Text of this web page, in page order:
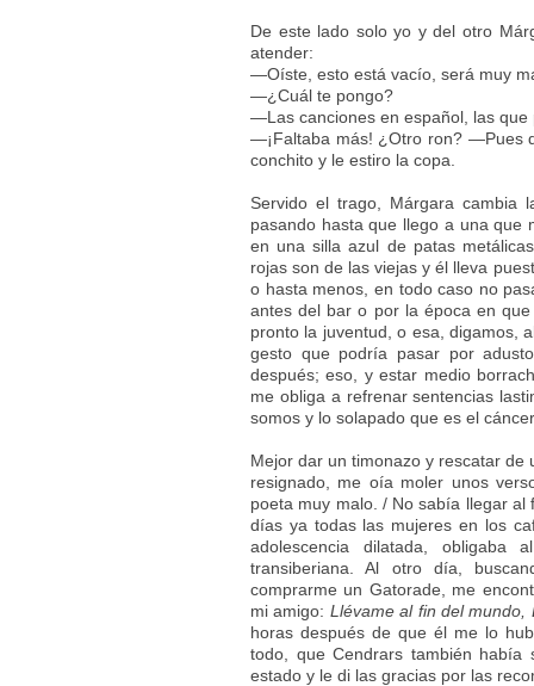
De este lado solo yo y del otro
atender:
—Oíste, esto está vacío, será muy
—¿Cuál te pongo?
—Las canciones en español, las que
—¡Faltaba más! ¿Otro ron? —Pues
conchito y le estiro la copa.
Servido el trago, Márgara
pasando hasta que llego a una que
en una silla azul de patas
rojas son de las viejas y él lleva
o hasta menos, en todo caso no
antes del bar o por la época en
pronto la juventud, o esa, digamos,
gesto que podría pasar por
después; eso, y estar medio
me obliga a refrenar sentencias
somos y lo solapado que es el
Mejor dar un timonazo y rescatar
resignado, me oía moler unos
poeta muy malo. / No sabía llegar
días ya todas las mujeres en los
adolescencia dilatada, obligaba
transiberiana. Al otro día,
comprarme un Gatorade, me
mi amigo: Llévame al fin del mundo,
horas después de que él me lo
todo, que Cendrars también
estado y le di las gracias por las